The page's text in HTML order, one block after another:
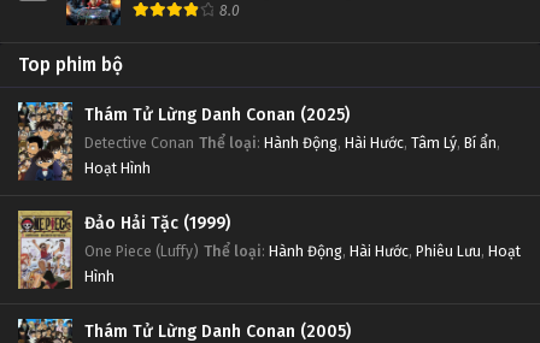
8.0
Top phim bộ
Thám Tử Lừng Danh Conan (2025)
Detective Conan Thể loại: Hành Động, Hài Hước, Tâm Lý, Bí ẩn,
Hoạt Hình
Đảo Hải Tặc (1999)
One Piece (Luffy) Thể loại: Hành Động, Hài Hước, Phiêu Lưu, Hoạt
Hình
Thám Tử Lừng Danh Conan (2005)